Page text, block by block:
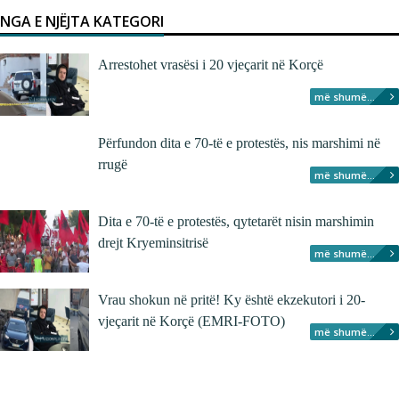
NGA E NJËJTA KATEGORI
Arrestohet vrasësi i 20 vjeçarit në Korçë
më shumë...
Përfundon dita e 70-të e protestës, nis marshimi në
rrugë
më shumë...
Dita e 70-të e protestës, qytetarët nisin marshimin
drejt Kryeminsitrisë
më shumë...
Vrau shokun në pritë! Ky është ekzekutori i 20-
vjeçarit në Korçë (EMRI-FOTO)
më shumë...